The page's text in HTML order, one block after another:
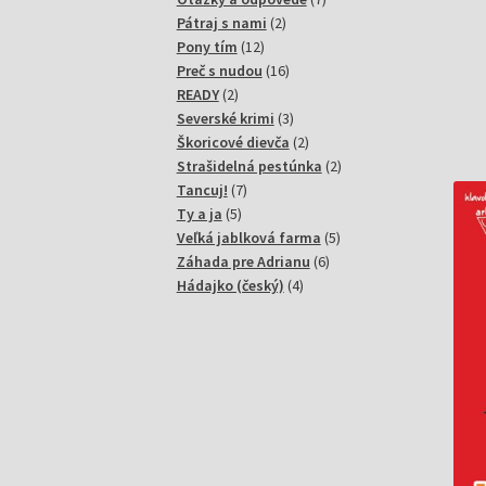
Pátraj s nami 22
Pony tím 1212
produktov
Preč s nudou 1616
READY 22
produkty
Severské krimi 33
produkty
Škoricové dievča 22
produkty
Strašidelná pestúnka 22
Tancuj! 77
Ty a ja 55
produktov
Veľká jablková farma 55
Záhada pre Adrianu 66
Hádajko (český) 44